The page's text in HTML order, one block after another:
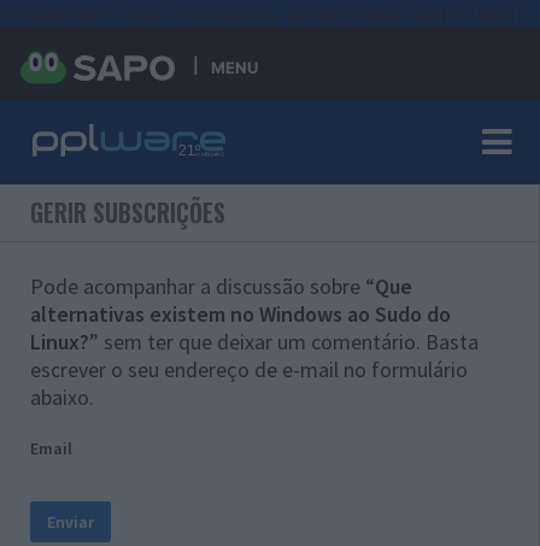
MENU
GERIR SUBSCRIÇÕES
Pode acompanhar a discussão sobre “Que
alternativas existem no Windows ao Sudo do
Linux?” sem ter que deixar um comentário. Basta
escrever o seu endereço de e-mail no formulário
abaixo.
Email